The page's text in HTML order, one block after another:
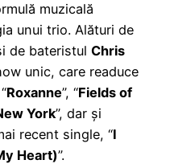
muzicală
unui trio. Alături de
de bateristul Chris
unic, care readuce
Roxanne”, “Fields of
York”, dar și
recent single, “I
Heart)”.